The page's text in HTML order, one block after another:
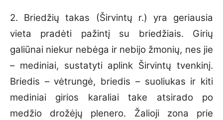
2. Briedžių takas (Širvintų r.) yra geriausia
vieta pradėti pažintį su briedžiais. Girių
galiūnai niekur nebėga ir nebijo žmonių, nes jie
– mediniai, sustatyti aplink Širvintų tvenkinį.
Briedis – vėtrungė, briedis – suoliukas ir kiti
mediniai girios karaliai take atsirado po
medžio drožėjų plenero. Žalioji zona prie